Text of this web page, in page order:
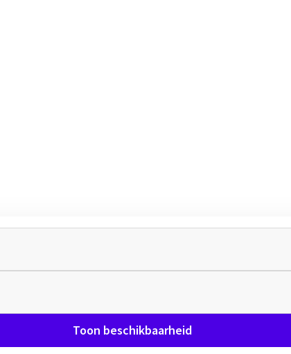
Toon beschikbaarheid